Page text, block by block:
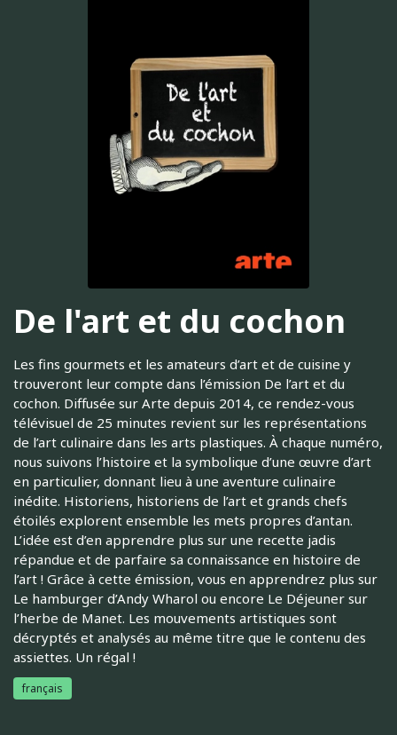
De l'art et du cochon
Les fins gourmets et les amateurs d’art et de cuisine y
trouveront leur compte dans l’émission De l’art et du
cochon. Diffusée sur Arte depuis 2014, ce rendez-vous
télévisuel de 25 minutes revient sur les représentations
de l’art culinaire dans les arts plastiques. À chaque numéro,
nous suivons l’histoire et la symbolique d’une œuvre d’art
en particulier, donnant lieu à une aventure culinaire
inédite. Historiens, historiens de l’art et grands chefs
étoilés explorent ensemble les mets propres d’antan.
L’idée est d’en apprendre plus sur une recette jadis
répandue et de parfaire sa connaissance en histoire de
l’art ! Grâce à cette émission, vous en apprendrez plus sur
Le hamburger d’Andy Wharol ou encore Le Déjeuner sur
l’herbe de Manet. Les mouvements artistiques sont
décryptés et analysés au même titre que le contenu des
assiettes. Un régal !
français